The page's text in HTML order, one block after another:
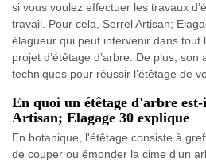
si vous voulez effectuer les travaux
travail. Pour cela, Sorrel Artisan;
élagueur qui peut intervenir dans tout
projet d’étêtage d’arbre. De plus,
techniques pour réussir l’étêtage de
En quoi un étêtage d'arbre
Artisan; Elagage 30 explique
En botanique, l'étêtage consiste à
de couper ou émonder la cime d’un